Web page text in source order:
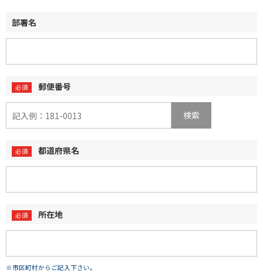
部署名
郵便番号
検索
都道府県名
所在地
※市区町村からご記入下さい。